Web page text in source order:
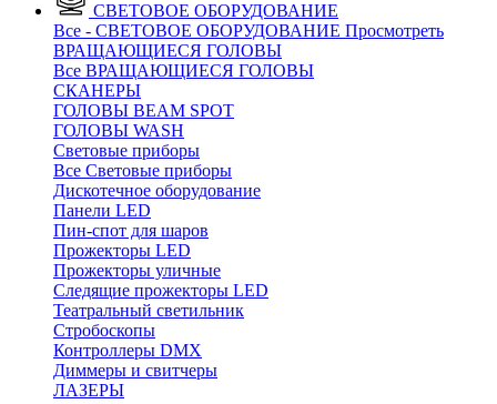
СВЕТОВОЕ ОБОРУДОВАНИЕ
Все - СВЕТОВОЕ ОБОРУДОВАНИЕ Просмотреть
ВРАЩАЮЩИЕСЯ ГОЛОВЫ
Все ВРАЩАЮЩИЕСЯ ГОЛОВЫ
CКАНЕРЫ
ГОЛОВЫ BEAM SPOT
ГОЛОВЫ WASH
Световые приборы
Все Световые приборы
Дискотечное оборудование
Панели LED
Пин-спот для шаров
Прожекторы LED
Прожекторы уличные
Следящие прожекторы LED
Театральный светильник
Стробоскопы
Контроллеры DMX
Диммеры и свитчеры
ЛАЗЕРЫ